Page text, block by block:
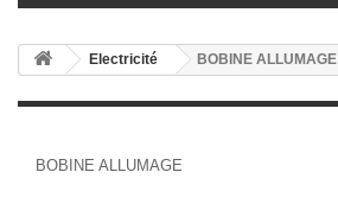
Electricité BOBINE ALLUMAGE
BOBINE ALLUMAGE